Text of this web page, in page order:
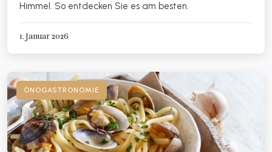
Himmel. So entdecken Sie es am besten.
1. Januar 2026
ÖNOGASTRONOMIE